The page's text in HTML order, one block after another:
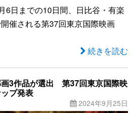
6日までの10日間、日比谷・有楽
催される第37回東京国際映画
続きを読む
画3作品が選出 第37回東京国際映
プ発表
2024年9月25日